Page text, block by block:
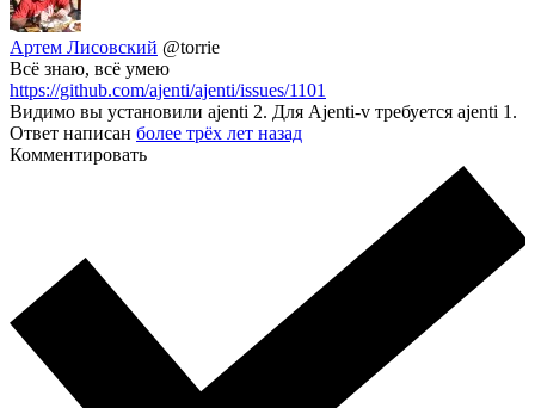
Артем Лисовский @torrie
Всё знаю, всё умею
https://github.com/ajenti/ajenti/issues/1101
Видимо вы установили ajenti 2. Для Ajenti-v требуется ajenti 1.
Ответ написан более трёх лет назад
Комментировать